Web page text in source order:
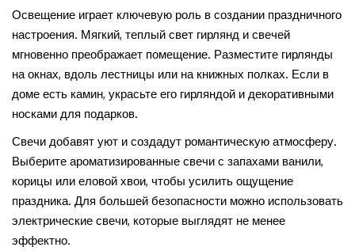
Освещение играет ключевую роль в создании праздничного
настроения. Мягкий, теплый свет гирлянд и свечей
мгновенно преображает помещение. Разместите гирлянды
на окнах, вдоль лестницы или на книжных полках. Если в
доме есть камин, украсьте его гирляндой и декоративными
носками для подарков.
Свечи добавят уют и создадут романтическую атмосферу.
Выберите ароматизированные свечи с запахами ванили,
корицы или еловой хвои, чтобы усилить ощущение
праздника. Для большей безопасности можно использовать
электрические свечи, которые выглядят не менее
эффектно.